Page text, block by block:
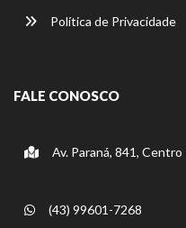
Política de Privacidade
FALE CONOSCO
Av. Paraná, 841,
(43) 99601-7268